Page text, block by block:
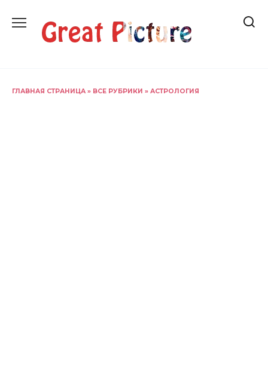
содержанию
ГЛАВНАЯ СТРАНИЦА » ВСЕ РУБРИКИ » АСТРОЛОГИЯ